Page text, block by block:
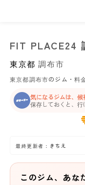
FIT PLACE24
東京都 調布市
東京都調布市のジム・料
気になるジムは、候
保存しておくと、行
最終更新者：きちえ
このジム、あな